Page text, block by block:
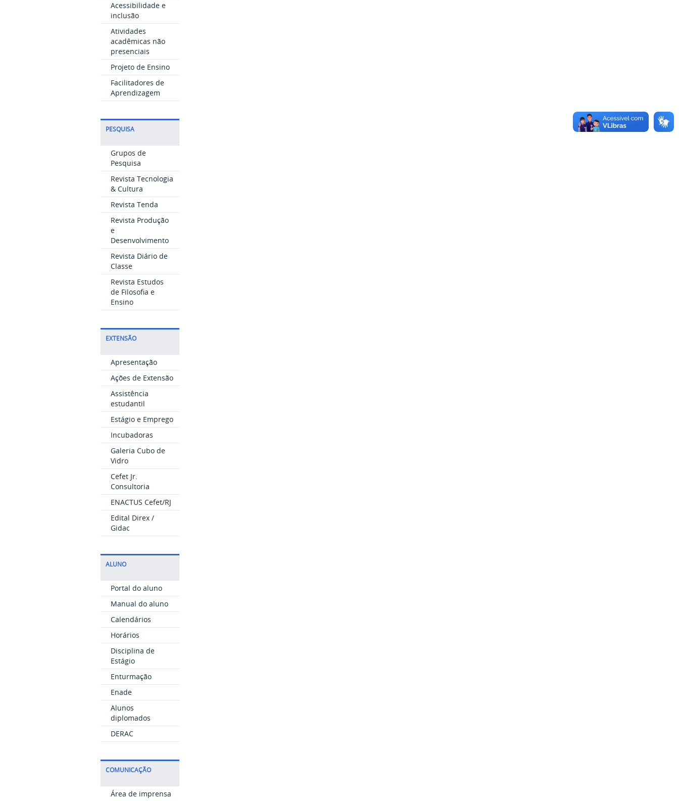
Acessibilidade e
inclusão
Atividades
acadêmicas não
presenciais
Projeto de Ensino
Facilitadores de
Aprendizagem
PESQUISA
Grupos de
Pesquisa
Revista Tecnologia
& Cultura
Revista Tenda
Revista Produção
e
Desenvolvimento
Revista Diário de
Classe
Revista Estudos
de Filosofia e
Ensino
EXTENSÃO
Apresentação
Ações de Extensão
Assistência
estudantil
Estágio e Emprego
Incubadoras
Galeria Cubo de
Vidro
Cefet Jr.
Consultoria
ENACTUS Cefet/RJ
Edital Direx /
Gidac
ALUNO
Portal do aluno
Manual do aluno
Calendários
Horários
Disciplina de
Estágio
Enturmação
Enade
Alunos
diplomados
DERAC
COMUNICAÇÃO
Área de imprensa